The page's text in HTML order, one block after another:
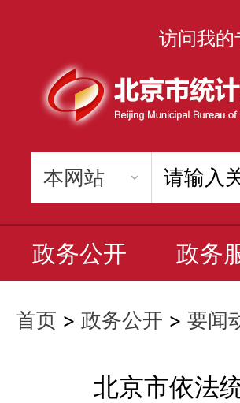
访问我的
政务公开 政务
首页 > 政务公开 > 要闻
北京市依法